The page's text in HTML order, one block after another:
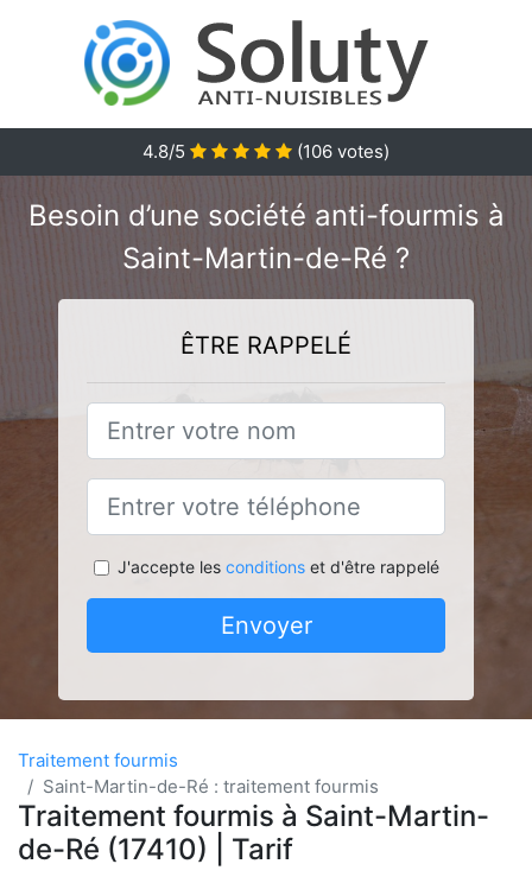
4.8/5 (106 votes)
Besoin d’une société anti-fourmis à
Saint-Martin-de-Ré ?
ÊTRE RAPPELÉ
J'accepte les conditionset d'être rappelé
Envoyer
Traitement fourmis
Saint-Martin-de-Ré : traitement fourmis
Traitement fourmis à Saint-Martin-
de-Ré (17410) | Tarif